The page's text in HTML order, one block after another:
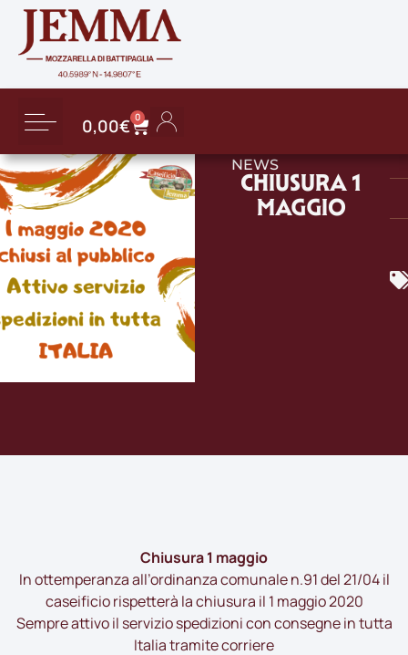
0,00€ 0
NEWS
CHIUSURA 1
MAGGIO
Chiusura 1 maggio
In ottemperanza all’ordinanza comunale n.91del 21/04 il
caseificio rispetterà la chiusura il 1 maggio 2020
Sempre attivo il servizio spedizioni con consegne in tutta
Italia tramite corriere